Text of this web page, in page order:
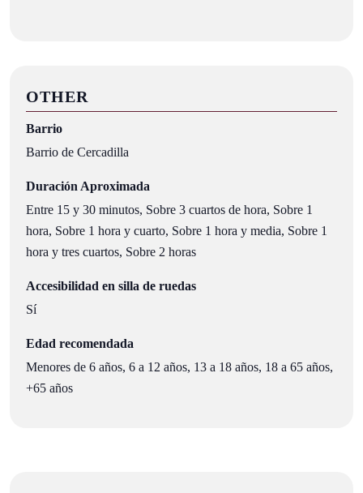
OTHER
Barrio
Barrio de Cercadilla
Duración Aproximada
Entre 15 y 30 minutos, Sobre 3 cuartos de hora, Sobre 1
hora, Sobre 1 hora y cuarto, Sobre 1 hora y media, Sobre 1
hora y tres cuartos, Sobre 2 horas
Accesibilidad en silla de ruedas
Sí
Edad recomendada
Menores de 6 años, 6 a 12 años, 13 a 18 años, 18 a 65 años,
+65 años